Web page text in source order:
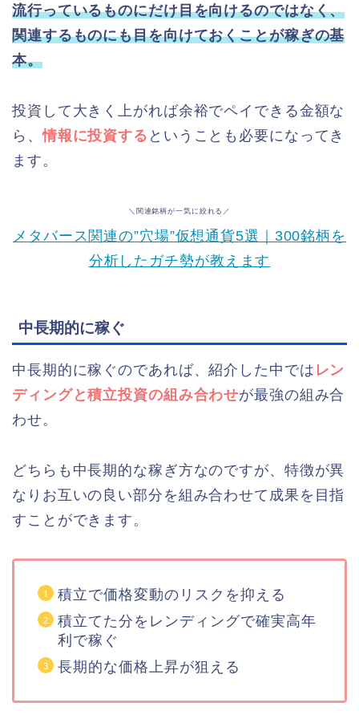
流行っているものにだけ目を向けるのではなく、
関連するものにも目を向けておくことが稼ぎの基
本。
投資して大きく上がれば余裕でペイできる金額な
ら、情報に投資する ということも必要になってき
ます。
＼関連銘柄が一気に絞れる／
メタバース関連の”穴場”仮想通貨5選｜300銘柄を
分析したガチ勢が教えます
中長期的に稼ぐ
中長期的に稼ぐのであれば、紹介した中では レン
ディングと積立投資の組み合わせが最強の組み合
わせ。
どちらも中長期的な稼ぎ方なのですが、特徴が異
なりお互いの良い部分を組み合わせて成果を目指
すことができます。
積立で価格変動のリスクを抑える
積立てた分をレンディングで確実高年
利で稼ぐ
長期的な価格上昇が狙える